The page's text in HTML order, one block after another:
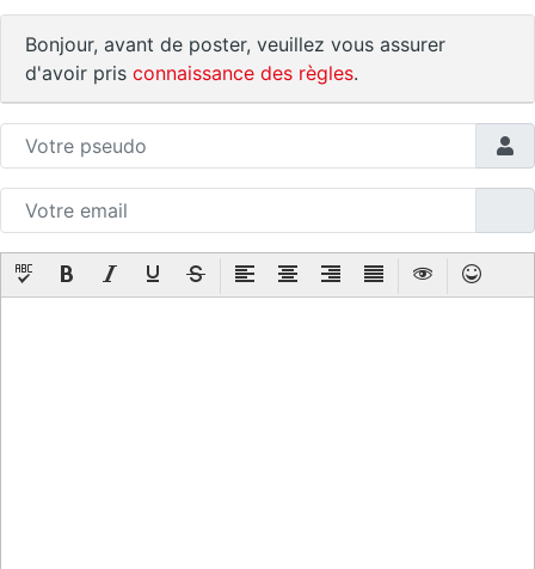
Bonjour, avant de poster, veuillez vous assurer
d'avoir pris connaissance des règles.